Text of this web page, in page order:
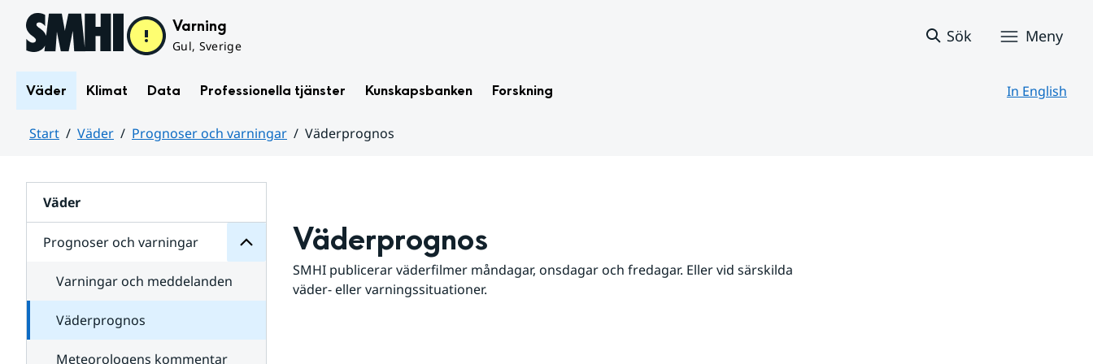
Hoppa till sidans innehåll Varning
Gul, Sverige
Sök Meny
Väder Klimat Data Professionella tjänster Kunskapsbanken Forskning In English
Start Väder Prognoser och varningar
Väderprognos
Väder
Prognoser och varningar
för
varningar
Varningar och meddelanden
Väderprognos
Meteorologens kommentar
Väderprognos
SMHI publicerar väderfilmer måndagar, onsdagar och fredagar. Eller vid särskilda
väder- eller varningssituationer.